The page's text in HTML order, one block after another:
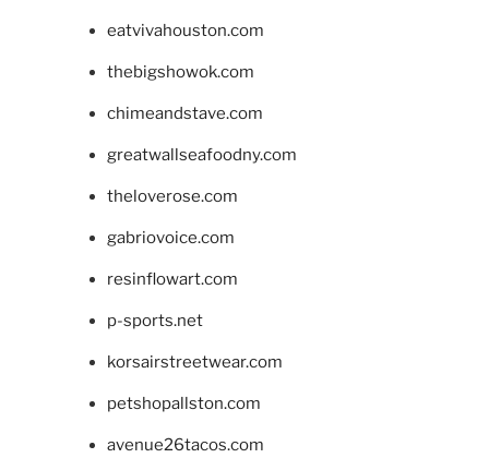
eatvivahouston.com
thebigshowok.com
chimeandstave.com
greatwallseafoodny.com
theloverose.com
gabriovoice.com
resinflowart.com
p-sports.net
korsairstreetwear.com
petshopallston.com
avenue26tacos.com